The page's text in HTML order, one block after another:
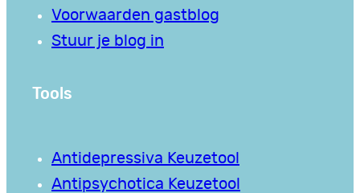
Voorwaarden gastblog
Stuur je blog in
Tools
Antidepressiva Keuzetool
Antipsychotica Keuzetool